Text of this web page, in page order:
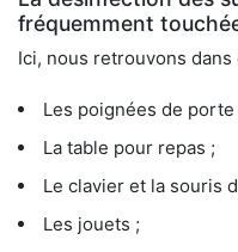
fréquemment
Ici, nous retrouvons
Les poignées de porte
La table pour repas ;
Le clavier et la souris
Les jouets ;